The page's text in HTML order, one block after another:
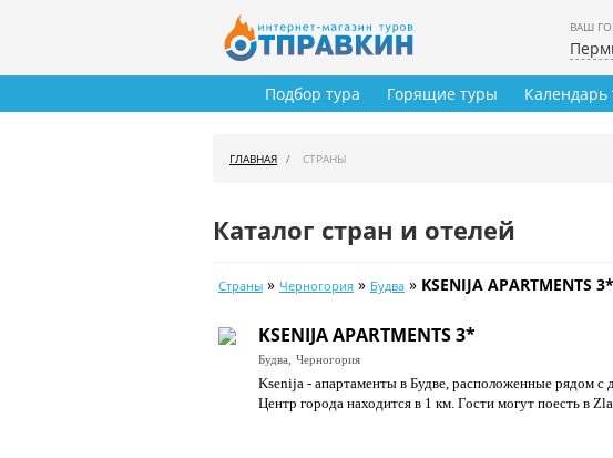
ВАШ
Подбор тура Горящие туры Календарь
ГЛАВНАЯ СТРАНЫ
Каталог стран и отелей
Страны » Черногория » Будва » KSENIJA APARTMENTS 3*
KSENIJA APARTMENTS 3*
Будва, Черногория
Ksenija - апартаменты в Будве, расположенные рядом с
Центр города находится в 1 км. Гости могут поесть в